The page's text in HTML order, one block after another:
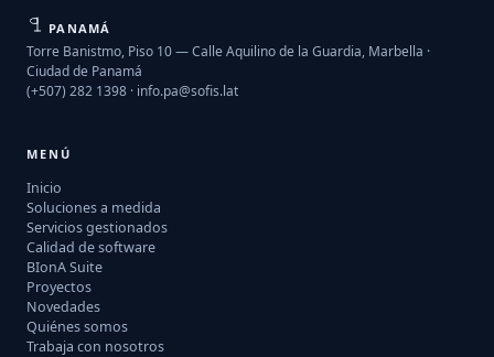
PANAMÁ
Torre Banistmo, Piso 10 — Calle Aquilino de la Guardia, Marbella ·
Ciudad de Panamá
(+507) 282 1398 · info.pa@sofis.lat
MENÚ
Inicio
Soluciones a medida
Servicios gestionados
Calidad de software
BIonA Suite
Proyectos
Novedades
Quiénes somos
Trabaja con nosotros